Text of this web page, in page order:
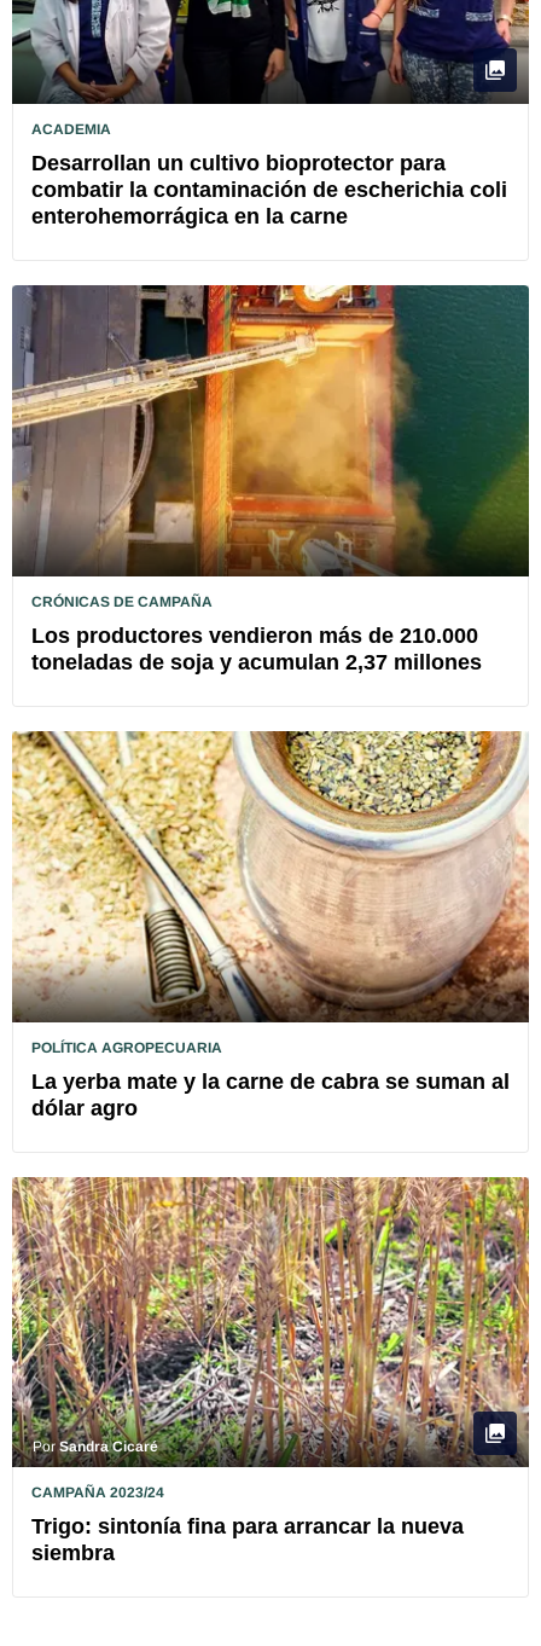
ACADEMIA
Desarrollan un cultivo bioprotector para
combatir la contaminación de escherichia coli
enterohemorrágica en la carne
CRÓNICAS DE CAMPAÑA
Los productores vendieron más de 210.000
toneladas de soja y acumulan 2,37 millones
POLÍTICA AGROPECUARIA
La yerba mate y la carne de cabra se suman al
dólar agro
PorSandra Cicaré
CAMPAÑA 2023/24
Trigo: sintonía fina para arrancar la nueva
siembra